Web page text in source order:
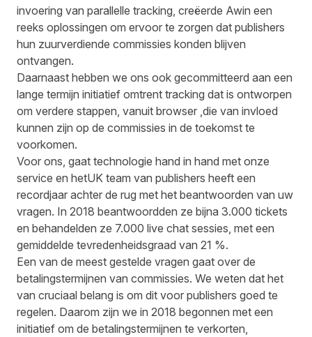
invoering van parallelle tracking, creëerde Awin een
reeks oplossingen om ervoor te zorgen dat publishers
hun zuurverdiende commissies konden blijven
ontvangen.
Daarnaast hebben we ons ook gecommitteerd aan een
lange termijn initiatief omtrent tracking dat is ontworpen
om verdere stappen, vanuit browser ,die van invloed
kunnen zijn op de commissies in de toekomst te
voorkomen.
Voor ons, gaat technologie hand in hand met onze
service en hetUK team van publishers heeft een
recordjaar achter de rug met het beantwoorden van uw
vragen. In 2018 beantwoordden ze bijna 3.000 tickets
en behandelden ze 7.000 live chat sessies, met een
gemiddelde tevredenheidsgraad van 21 %.
Een van de meest gestelde vragen gaat over de
betalingstermijnen van commissies. We weten dat het
van cruciaal belang is om dit voor publishers goed te
regelen. Daarom zijn we in 2018 begonnen met een
initiatief om de betalingstermijnen te verkorten,